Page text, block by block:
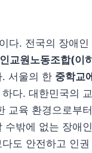
이다. 전국의 장애
교원노동조합(이
서울의 한 중학교
다. 대한민국의
교육 환경으로부
수밖에 없는 장애
도 안전하고 인